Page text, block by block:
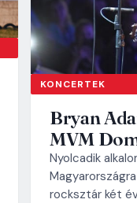
KONCERTEK
Bryan
MVM
Nyolcadik
rocksztár két